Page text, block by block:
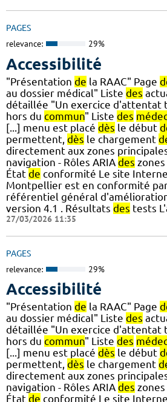
PAGES
relevance: 29%
Accessibilité
"Présentation de la RAAC" Page
au dossier médical" Liste des
détaillée "Un exercice d'attentat
hors du commun" Liste des
[...] menu est placé dès le début
permettent, dès le chargement
directement aux zones
navigation - Rôles ARIA des
État de conformité Le site
Montpellier est en conformité
référentiel général
version 4.1 . Résultats des tests
27/03/2026 11:35
PAGES
relevance: 29%
Accessibilité
"Présentation de la RAAC" Page
au dossier médical" Liste des
détaillée "Un exercice d'attentat
hors du commun" Liste des
[...] menu est placé dès le début
permettent, dès le chargement
directement aux zones
navigation - Rôles ARIA des
État de conformité Le site